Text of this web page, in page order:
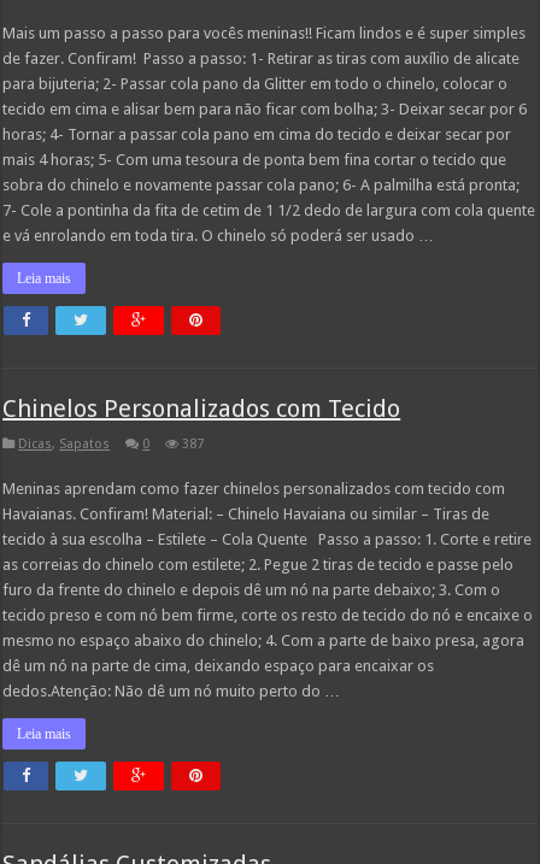
Mais um passo a passo para vocês meninas!! Ficam lindos e é super simples
de fazer. Confiram! Passo a passo: 1- Retirar as tiras com auxílio de alicate
para bijuteria; 2- Passar cola pano da Glitter em todo o chinelo, colocar o
tecido em cima e alisar bem para não ficar com bolha; 3- Deixar secar por 6
horas; 4- Tornar a passar cola pano em cima do tecido e deixar secar por
mais 4 horas; 5- Com uma tesoura de ponta bem fina cortar o tecido que
sobra do chinelo e novamente passar cola pano; 6- A palmilha está pronta;
7- Cole a pontinha da fita de cetim de 1 1/2 dedo de largura com cola quente
e vá enrolando em toda tira. O chinelo só poderá ser usado …
Leia mais
Chinelos Personalizados com Tecido
Dicas, Sapatos 0 387
Meninas aprendam como fazer chinelos personalizados com tecido com
Havaianas. Confiram! Material: – Chinelo Havaiana ou similar – Tiras de
tecido à sua escolha – Estilete – Cola Quente Passo a passo: 1. Corte e retire
as correias do chinelo com estilete; 2. Pegue 2 tiras de tecido e passe pelo
furo da frente do chinelo e depois dê um nó na parte debaixo; 3. Com o
tecido preso e com nó bem firme, corte os resto de tecido do nó e encaixe o
mesmo no espaço abaixo do chinelo; 4. Com a parte de baixo presa, agora
dê um nó na parte de cima, deixando espaço para encaixar os
dedos.Atenção: Não dê um nó muito perto do …
Leia mais